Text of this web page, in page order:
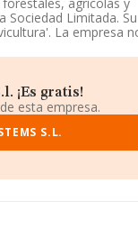
Sociedad Limitada. Su
La empresa
su domicilio social
de Canet De Mar, en
compañías, en el
¡Es gratis!
esta empresa.
S.L.